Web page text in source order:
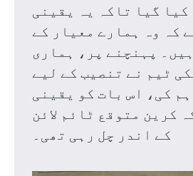
گیا تاکہ یہ یقینی
کہ وہ ہمارے معیار کے
پہنچنے پر، ہماری
ٹیم نے تنصیب کے لیے
کی، اس بات کو یقینی
کرین متوقع ٹائم لائن
کے اندر چل رہی تھی۔